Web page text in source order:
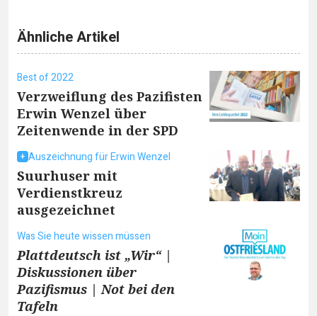
Ähnliche Artikel
Best of 2022
Verzweiflung des Pazifisten
Erwin Wenzel über
Zeitenwende in der SPD
Auszeichnung für Erwin Wenzel
Suurhuser mit
Verdienstkreuz
ausgezeichnet
Was Sie heute wissen müssen
Plattdeutsch ist „Wir“ |
Diskussionen über
Pazifismus | Not bei den
Tafeln